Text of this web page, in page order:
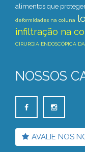
alimentos que
deformidades na coluna
infiltração na
CIRURGIA ENDOSCÓPICA
NOSSOS
AVALIE NOS